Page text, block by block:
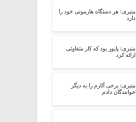
منبری: هر دستگاه هارمونی خود را
دارد
منبری: پایور بود که کار متفاوتی
ارائه کرد
منبری: برخی آثارم را به دیگر
خوانندگان دادم